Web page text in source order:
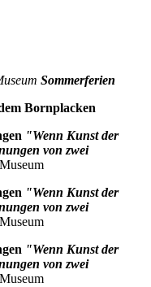
Sommerferien
Bornplacken
"Wenn Kunst der
von zwei
"Wenn Kunst der
von zwei
"Wenn Kunst der
von zwei